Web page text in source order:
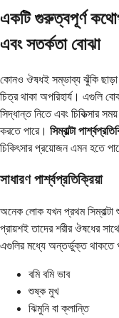
একটি গুরুত্বপূর্ণ
এবং সতর্কতা বোঝা
কোনও ঔষধই সম্ভাব্য ঝুঁকি ছাড়া
চিত্র থাকা অপরিহার্য। এগুলি
সিদ্ধান্ত নিতে এবং চিকিত্সার
করতে পারে। সিম্বাল্টা
চিকিৎসার প্রয়োজন এমন হতে
সাধারণ পার্শ্বপ্রতিক্রিয়া
অনেক লোক যখন প্রথম সিম্বাল্টা
প্রায়শই তাদের শরীর ঔষধের
এগুলির মধ্যে অন্তর্ভুক্ত থাকতে
বমি বমি ভাব
শুষ্ক মুখ
ঝিমুনি বা ক্লান্তি